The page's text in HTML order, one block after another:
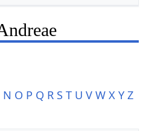
N O P Q R S T U V W X Y Z